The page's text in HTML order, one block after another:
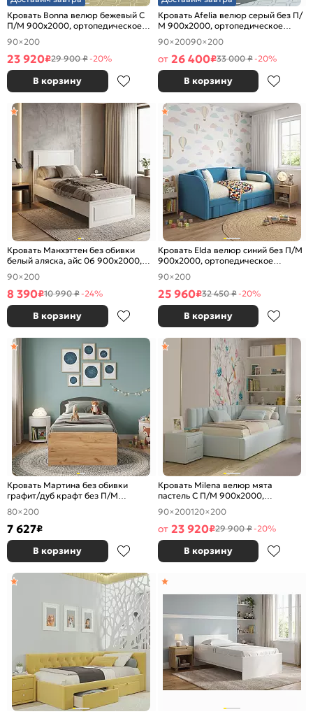
Кровать Bonna велюр бежевый С
П/М 900x2000, ортопедическое
основание, изголовье мягкое
90×200
23 920₽29 900 ₽-20%
В корзину
Кровать Afelia велюр серый без П/
М 900x2000, ортопедическое
основание, изголовье мягкое
90×20090×200
от 26 400₽33 000 ₽-20%
В корзину
Кровать Манхэттен без обивки
белый аляска, айс 06 900x2000,
без ортопедического основания,
изголовье жесткое
90×200
8 390₽10 990 ₽-24%
В корзину
Кровать Elda велюр синий без П/М
900x2000, ортопедическое
основание, изголовье мягкое
90×200
25 960₽32 450 ₽-20%
В корзину
Кровать Мартина без обивки
графит/дуб крафт без П/М
800x2000, изголовье жесткое
80×200
7 627₽
В корзину
Кровать Milena велюр мята
пастель С П/М 900x2000,
ортопедическое основание,
изголовье мягкое
90×200120×200
от 23 920₽29 900 ₽-20%
В корзину